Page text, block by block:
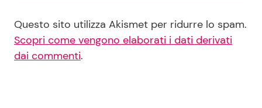
Questo sito utilizza Akismet per ridurre lo spam.
Scopri come vengono elaborati i dati derivati
dai commenti.